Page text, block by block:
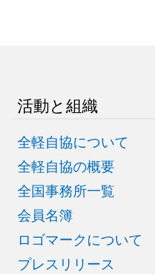
活動と組織
全軽自協について
全軽自協の概要
全国事務所一覧
会員名簿
ロゴマークについて
プレスリリース